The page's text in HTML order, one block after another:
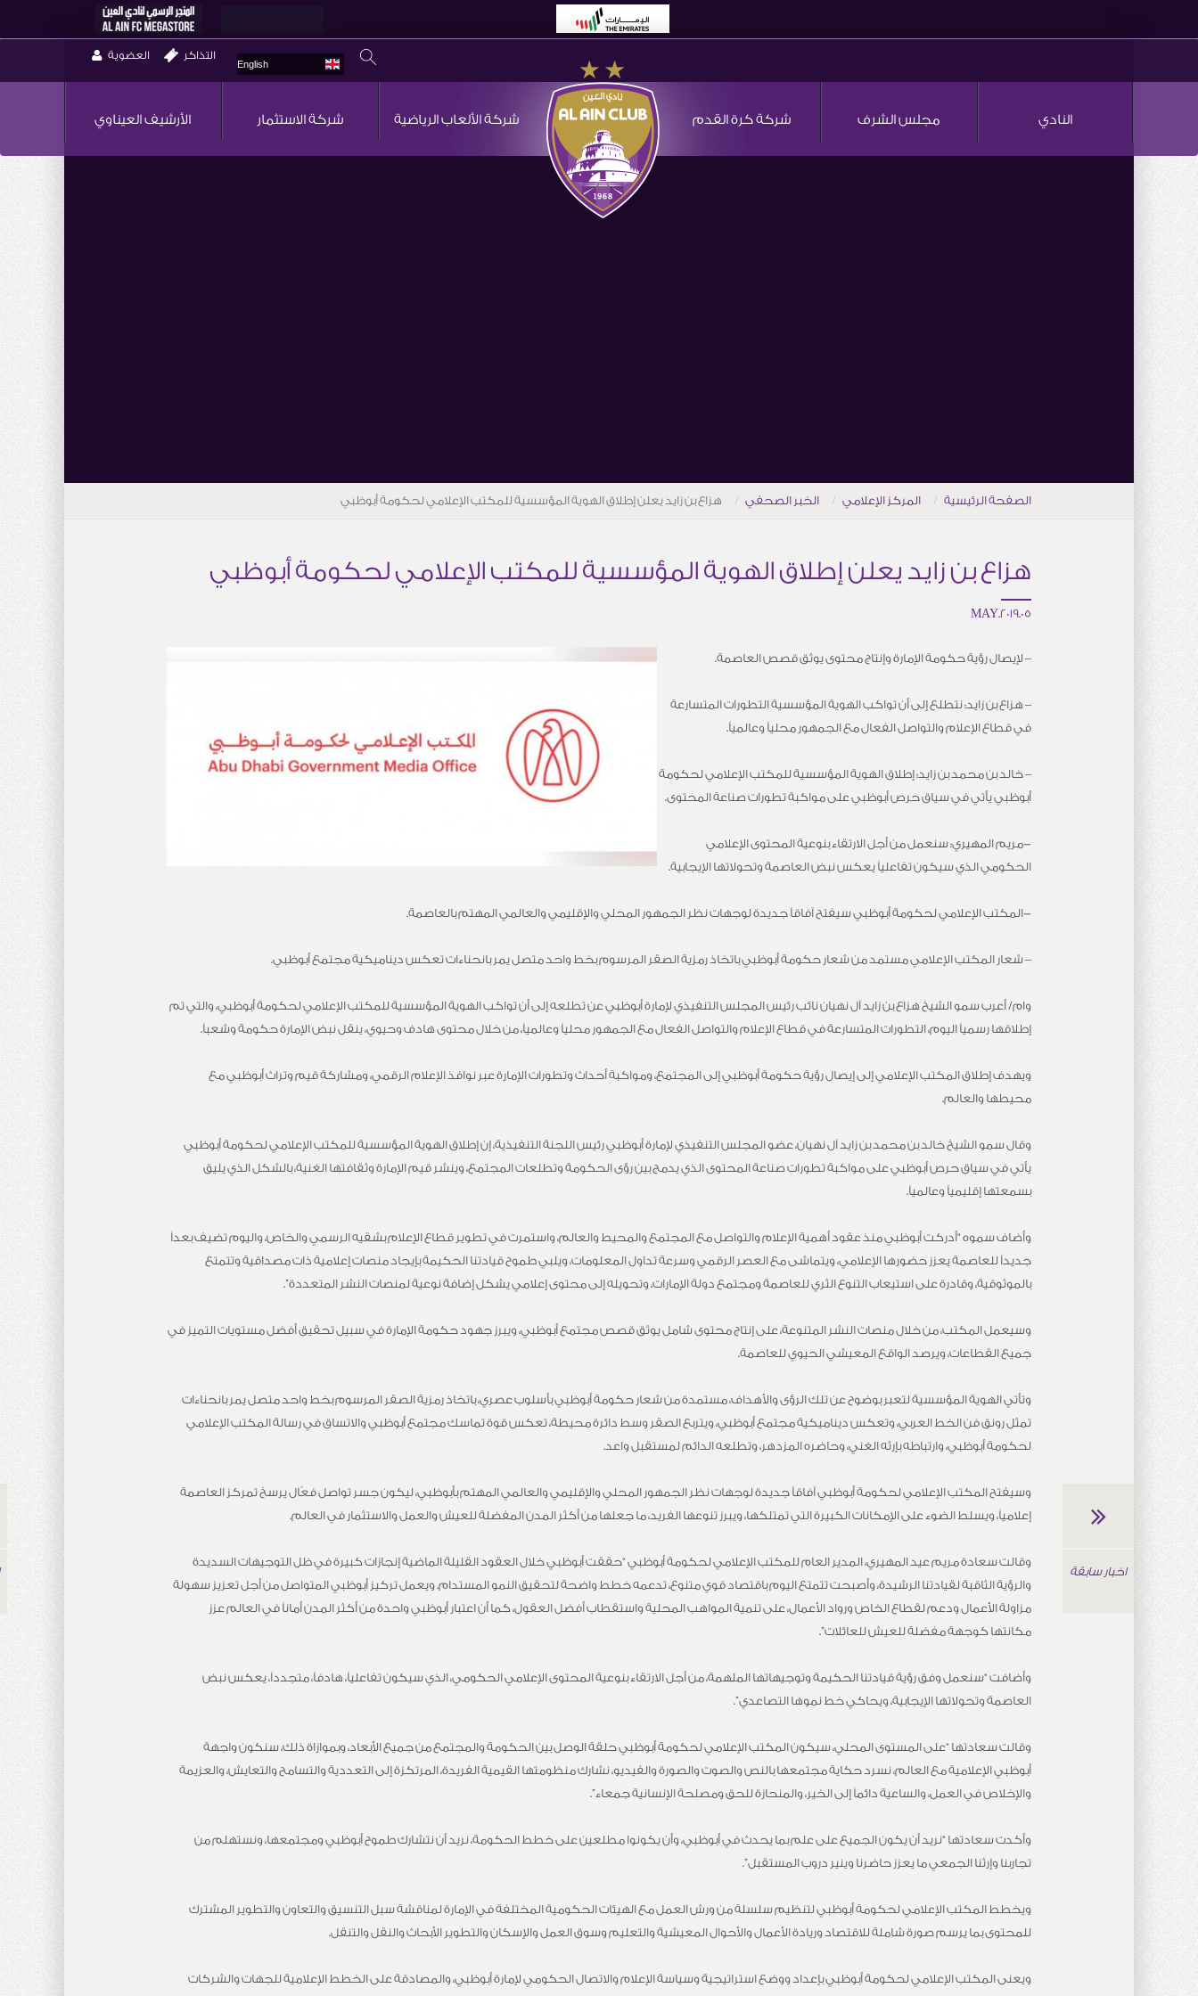
English
التذاكر العضوية
النادي مجلس الشرف شركة كرة القدم الأرشيف العيناوي شركة الاستثمار شركة الألعاب الرياضية
الصفحة الرئيسية المركز الإعلامي الخبر الصحفي هزاع بن زايد يعلن إطلاق الهوية المؤسسية للمكتب الإعلامي لحكومة أبوظبي
هزاع بن زايد يعلن إطلاق الهوية المؤسسية للمكتب الإعلامي لحكومة أبوظبي
05.MAY.2019
– لإيصال رؤية حكومة الإمارة وإنتاج محتوى يوثق قصص العاصمة.
– هزاع بن زايد: نتطلع إلى أن تواكب الهوية المؤسسية التطورات المتسارعة
في قطاع الإعلام والتواصل الفعال مع الجمهور محلياً وعالمياً.
– خالد بن محمد بن زايد: إطلاق الهوية المؤسسية للمكتب الإعلامي لحكومة
أبوظبي يأتي في سياق حرص أبوظبي على مواكبة تطورات صناعة المحتوى.
-مريم المهيري: سنعمل من أجل الارتقاء بنوعية المحتوى الإعلامي
الحكومي الذي سيكون تفاعلياً يعكس نبض العاصمة وتحولاتها الإيجابية.
-المكتب الإعلامي لحكومة أبوظبي سيفتح آفاقاً جديدة لوجهات نظر الجمهور المحلي والإقليمي والعالمي المهتم بالعاصمة.
– شعار المكتب الإعلامي مستمد من شعار حكومة أبوظبي باتخاذ رمزية الصقر المرسوم بخط واحد متصل يمر بانحناءات تعكس ديناميكية مجتمع أبوظبي.
وام/ أعرب سمو الشيخ هزاع بن زايد آل نهيان نائب رئيس المجلس التنفيذي لإمارة أبوظبي عن تطلعه إلى أن تواكب الهوية المؤسسية للمكتب الإعلامي لحكومة أبوظبي، والتي تم
إطلاقها رسمياً اليوم، التطورات المتسارعة في قطاع الإعلام والتواصل الفعال مع الجمهور محلياً وعالمياً، من خلال محتوى هادف وحيوي، ينقل نبض الإمارة حكومة وشعباً.
ويهدف إطلاق المكتب الإعلامي إلى إيصال رؤية حكومة أبوظبي إلى المجتمع، ومواكبةِ أحداث وتطورات الإمارة عبر نوافذ الإعلام الرقمي، ومشاركة قيم وتراث أبوظبي مع
محيطها والعالم.
وقال سمو الشيخ خالد بن محمد بن زايد آل نهيان، عضو المجلس التنفيذي لإمارة أبوظبي رئيس اللجنة التنفيذية، إن إطلاق الهوية المؤسسية للمكتب الإعلامي لحكومة أبوظبي
يأتي في سياق حرص أبوظبي على مواكبة تطورات صناعة المحتوى الذي يدمج بين رؤى الحكومة وتطلعات المجتمع، وينشر قيم الإمارة وثقافتها الغنية، بالشكل الذي يليق
بسمعتها إقليمياً وعالمياً.
وأضاف سموه “أدركت أبوظبي منذ عقود أهمية الإعلام والتواصل مع المجتمع والمحيط والعالم، واستمرت في تطوير قطاع الإعلام بشقيه الرسمي والخاص، واليوم تضيف بعداً
جديداً للعاصمة يعزز حضورها الإعلامي، ويتماشى مع العصر الرقمي وسرعة تداول المعلومات، ويلبي طموح قيادتنا الحكيمة بإيجاد منصات إعلامية ذات مصداقية وتتمتع
بالموثوقية، وقادرة على استيعاب التنوع الثري للعاصمة ومجتمع دولة الإمارات، وتحويله إلى محتوى إعلامي يشكل إضافة نوعية لمنصات النشر المتعددة”.
وسيعمل المكتب، من خلال منصات النشر المتنوعة، على إنتاج محتوى شامل يوثق قصص مجتمع أبوظبي، ويبرز جهود حكومة الإمارة في سبيل تحقيق أفضل مستويات التميز في
جميع القطاعات، ويرصد الواقع المعيشي الحيوي للعاصمة.
وتأتي الهوية المؤسسية لتعبر بوضوح عن تلك الرؤى والأهداف، مستمدة من شعار حكومة أبوظبي بأسلوب عصري، باتخاذ رمزية الصقر المرسوم بخط واحد متصل يمر بانحناءات
تمثل رونق فن الخط العربي، وتعكس ديناميكية مجتمع أبوظبي، ويتربع الصقر وسط دائرة محيطة، تعكس قوة تماسك مجتمع أبوظبي والاتساق في رسالة المكتب الإعلامي
لحكومة أبوظبي، وارتباطه بإرثه الغني، وحاضره المزدهر، وتطلعه الدائم لمستقبل واعد.
وسيفتح المكتب الإعلامي لحكومة أبوظبي آفاقاً جديدة لوجهات نظر الجمهور المحلي والإقليمي والعالمي المهتم بأبوظبي، ليكون جسر تواصل فعّال يرسخ تمركز العاصمة
إعلامياً، ويسلط الضوء على الإمكانات الكبيرة التي تمتلكها، ويبرز تنوعها الفريد، ما جعلها من أكثر المدن المفضلة للعيش والعمل والاستثمار في العالم.
وقالت سعادة مريم عيد المهيري، المدير العام للمكتب الإعلامي لحكومة أبوظبي “حققت أبوظبي خلال العقود القليلة الماضية إنجازات كبيرة في ظل التوجيهات السديدة
والرؤية الثاقبة لقيادتنا الرشيدة، وأصبحت تتمتع اليوم باقتصاد قوي متنوع، تدعمه خطط واضحة لتحقيق النمو المستدام. ويعمل تركيز أبوظبي المتواصل من أجل تعزيز سهولة
مزاولة الأعمال ودعم لقطاع الخاص ورواد الأعمال، على تنمية المواهب المحلية واستقطاب أفضل العقول، كما أن اعتبار أبوظبي واحدة من أكثر المدن أماناً في العالم عزز
مكانتها كوجهة مفضلة للعيش للعائلات”.
وأضافت “سنعمل وفق رؤية قيادتنا الحكيمة وتوجيهاتها الملهمة، من أجل الارتقاء بنوعية المحتوى الإعلامي الحكومي، الذي سيكون تفاعلياً، هادفاً، متجدداً، يعكس نبض
العاصمة وتحولاتها الإيجابية، ويحاكي خط نموها التصاعدي”.
وقالت سعادتها “على المستوى المحلي، سيكون المكتب الإعلامي لحكومة أبوظبي حلقة الوصل بين الحكومة والمجتمع من جميع الأبعاد، وبموازاة ذلك، سنكون واجهة
أبوظبي الإعلامية مع العالم، نسرد حكاية مجتمعها بالنص والصوت والصورة والفيديو، نشارك منظومتها القيمية الفريدة، المرتكزة إلى التعددية والتسامح والتعايش، والعزيمة
والإخلاص في العمل، والساعية دائماً إلى الخير، والمنحازة للحق ومصلحة الإنسانية جمعاء”.
وأكدت سعادتها “نريد أن يكون الجميع على علم بما يحدث في أبوظبي، وأن يكونوا مطلعين على خطط الحكومة، نريد أن نتشارك طموح أبوظبي ومجتمعها، ونستهلم من
تجاربنا وإرثنا الجمعي ما يعزز حاضرنا وينير دروب المستقبل”.
ويخطط المكتب الإعلامي لحكومة أبوظبي لتنظيم سلسلة من ورش العمل مع الهيئات الحكومية المختلفة في الإمارة لمناقشة سبل التنسيق والتعاون والتطوير المشترك
للمحتوى بما يرسم صورة شاملة للاقتصاد وريادة الأعمال والأحوال المعيشية والتعليم وسوق العمل والإسكان والتطوير الأبحاث والنقل والتنقل.
ويعنى المكتب الإعلامي لحكومة أبوظبي بإعداد ووضع استراتيجية وسياسة الإعلام والاتصال الحكومي لإمارة أبوظبي، والمصادقة على الخطط الإعلامية للجهات والشركات
اخبار سابقة